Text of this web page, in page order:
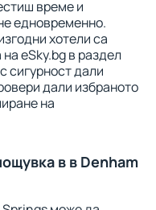
време и
едновременно.
хотели са
eSky.bg в раздел
сигурност дали
дали избраното
на
в в Denham